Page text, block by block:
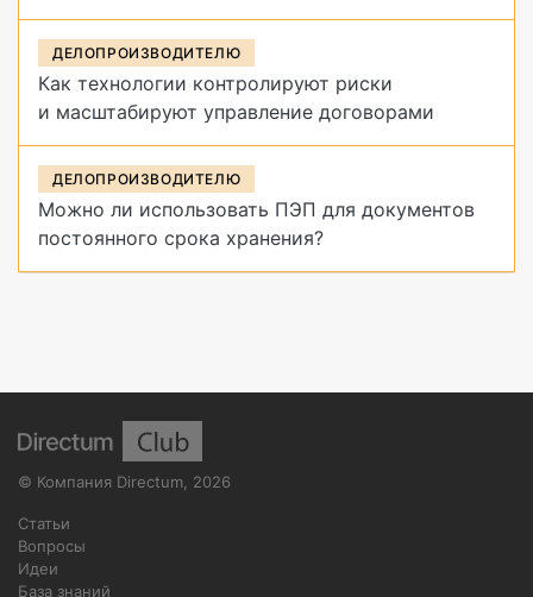
ДЕЛОПРОИЗВОДИТЕЛЮ
Как технологии контролируют риски
и масштабируют управление договорами
ДЕЛОПРОИЗВОДИТЕЛЮ
Можно ли использовать ПЭП для документов
постоянного срока хранения?
© Компания Directum 2026
Статьи
Вопросы
Идеи
База знаний